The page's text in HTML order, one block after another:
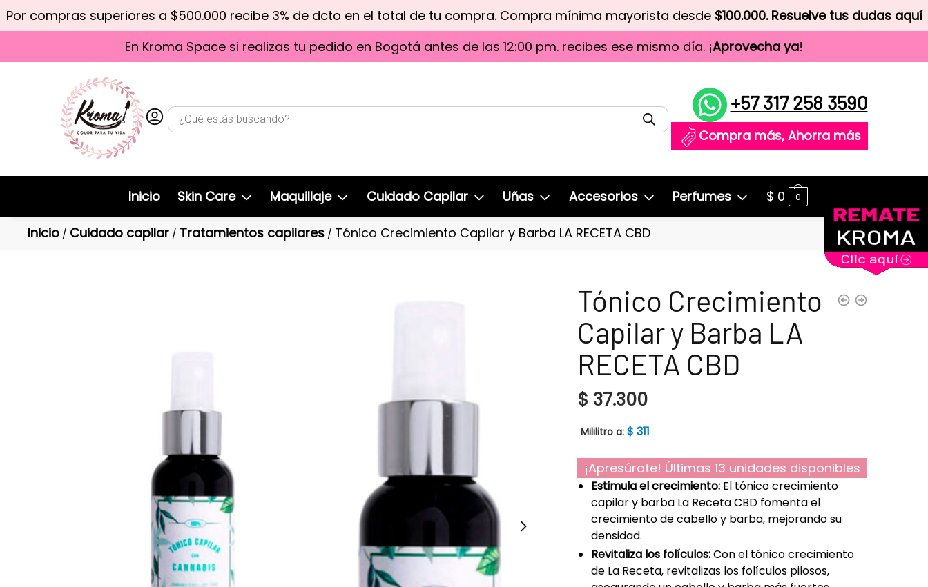
Por compras superiores a $500.000 recibe 3% de dcto en el total de tu compra. Compra mínima mayorista desde $100.000. Resuelve tus dudas aquí
En Kroma Space si realizas tu pedido en Bogotá antes de las 12:00 pm. recibes ese mismo día. ¡Aprovecha ya!
+57 317 258 3590
Compra más, Ahorra más
Inicio Skin Care Maquillaje Cuidado Capilar Uñas Accesorios Perfumes $ 0 0
Inicio / Cuidado capilar / Tratamientos capilares / Tónico Crecimiento Capilar y Barba LA RECETA CBD
Tónico Crecimiento
Capilar y Barba LA
RECETA CBD
$ 37.300
Mililitro a: $ 311
¡Apresúrate! Últimas 13 unidades disponibles
Estimula el crecimiento:El tónico crecimiento
capilar y barba La Receta CBD fomenta el
crecimiento de cabello y barba, mejorando su
densidad.
Revitaliza los folículos:Con el tónico crecimiento
de La Receta, revitalizas los folículos pilosos,